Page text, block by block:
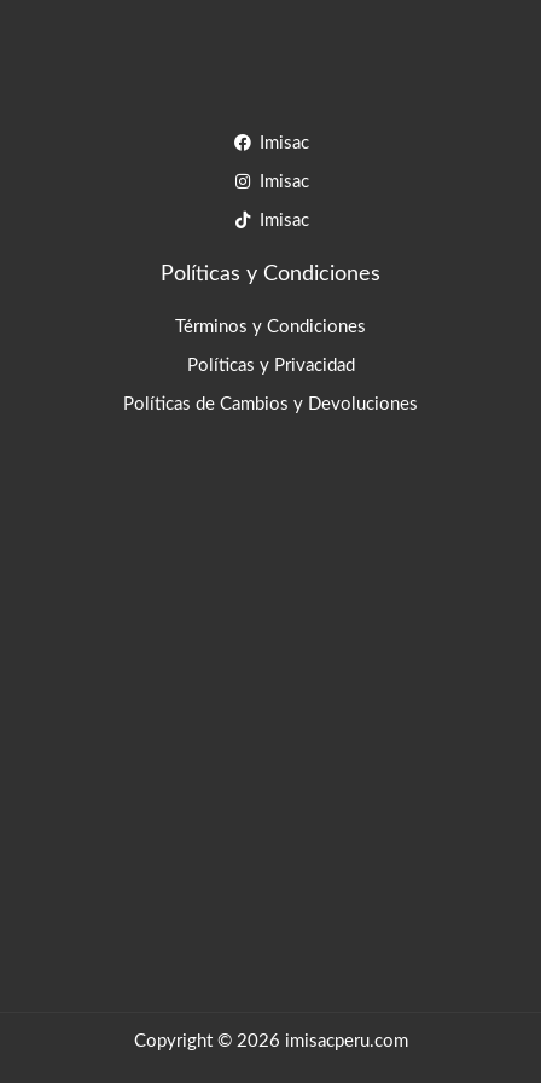
Imisac
Imisac
Imisac
Políticas y Condiciones
Términos y Condiciones
Políticas y Privacidad
Políticas de Cambios y Devoluciones
Copyright © 2026 imisacperu.com